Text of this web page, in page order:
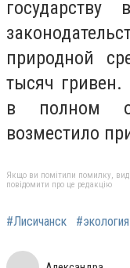
государству
природной
тысяч
в полном
возместило
Якщо ви помітили помилку,
повідомити про це редакцію
#Лисичанск #экология